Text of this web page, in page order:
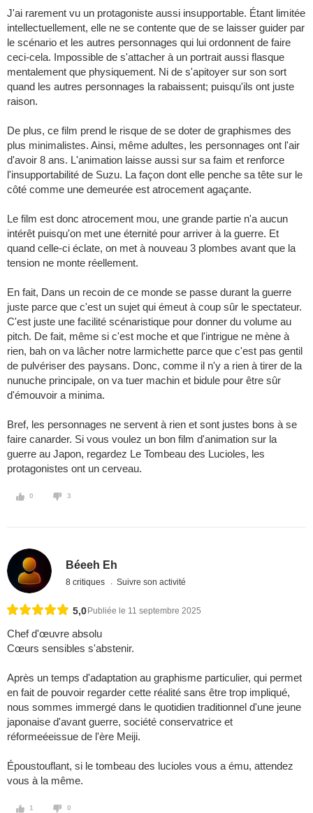
J'ai rarement vu un protagoniste aussi insupportable. Étant limitée
intellectuellement, elle ne se contente que de se laisser guider par
le scénario et les autres personnages qui lui ordonnent de faire
ceci-cela. Impossible de s'attacher à un portrait aussi flasque
mentalement que physiquement. Ni de s'apitoyer sur son sort
quand les autres personnages la rabaissent; puisqu'ils ont juste
raison.
De plus, ce film prend le risque de se doter de graphismes des
plus minimalistes. Ainsi, même adultes, les personnages ont l'air
d'avoir 8 ans. L'animation laisse aussi sur sa faim et renforce
l'insupportabilité de Suzu. La façon dont elle penche sa tête sur le
côté comme une demeurée est atrocement agaçante.
Le film est donc atrocement mou, une grande partie n'a aucun
intérêt puisqu'on met une éternité pour arriver à la guerre. Et
quand celle-ci éclate, on met à nouveau 3 plombes avant que la
tension ne monte réellement.
En fait, Dans un recoin de ce monde se passe durant la guerre
juste parce que c'est un sujet qui émeut à coup sûr le spectateur.
C'est juste une facilité scénaristique pour donner du volume au
pitch. De fait, même si c'est moche et que l'intrigue ne mène à
rien, bah on va lâcher notre larmichette parce que c'est pas gentil
de pulvériser des paysans. Donc, comme il n'y a rien à tirer de la
nunuche principale, on va tuer machin et bidule pour être sûr
d'émouvoir a minima.
Bref, les personnages ne servent à rien et sont justes bons à se
faire canarder. Si vous voulez un bon film d'animation sur la
guerre au Japon, regardez Le Tombeau des Lucioles, les
protagonistes ont un cerveau.
0 3
Béeeh Eh
8 critiques Suivre son activité
5,0 Publiée le 11 septembre 2025
Chef d'œuvre absolu
Cœurs sensibles s'abstenir.
Après un temps d'adaptation au graphisme particulier, qui permet
en fait de pouvoir regarder cette réalité sans être trop impliqué,
nous sommes immergé dans le quotidien traditionnel d'une jeune
japonaise d'avant guerre, société conservatrice et
réformeéeissue de l'ère Meiji.
Époustouflant, si le tombeau des lucioles vous a ému, attendez
vous à la même.
1 0